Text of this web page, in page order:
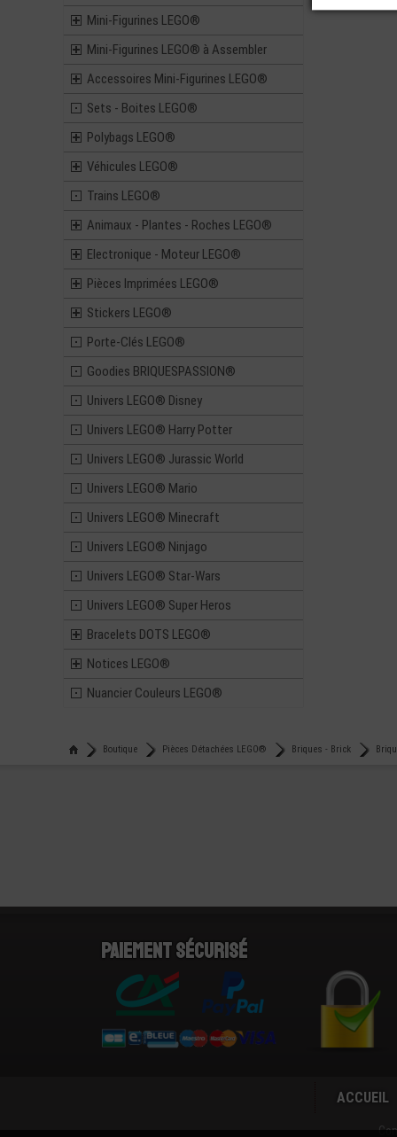
Mini-Figurines LEGO®
Mini-Figurines LEGO® à Assembler
Accessoires Mini-Figurines LEGO®
Sets - Boites LEGO®
Polybags LEGO®
Véhicules LEGO®
Trains LEGO®
Animaux - Plantes - Roches LEGO®
Electronique - Moteur LEGO®
Pièces Imprimées LEGO®
Stickers LEGO®
Porte-Clés LEGO®
Goodies BRIQUESPASSION®
Univers LEGO® Disney
Univers LEGO® Harry Potter
Univers LEGO® Jurassic World
Univers LEGO® Mario
Univers LEGO® Minecraft
Univers LEGO® Ninjago
Univers LEGO® Star-Wars
Univers LEGO® Super Heros
Bracelets DOTS LEGO®
Notices LEGO®
Nuancier Couleurs LEGO®
Boutique Pièces Détachées LEGO® Briques - Brick
Paiement sécurisé
ACCUEIL